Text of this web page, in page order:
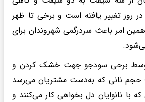
روز تغییر یافته است و برخی تا ظهر
امر باعث سردرگمی شهروندان برای
توسط برخی سودجو جهت خشک کردن و
حجم نانی که به‌دست مشتریان می‌رسد
با نانوایان دل بخواهی کار می‌کنند و